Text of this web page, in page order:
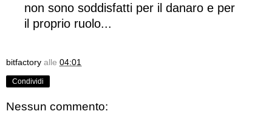
non sono soddisfatti per il danaro e per
il proprio ruolo...
bitfactory alle 04:01
Condividi
Nessun commento: